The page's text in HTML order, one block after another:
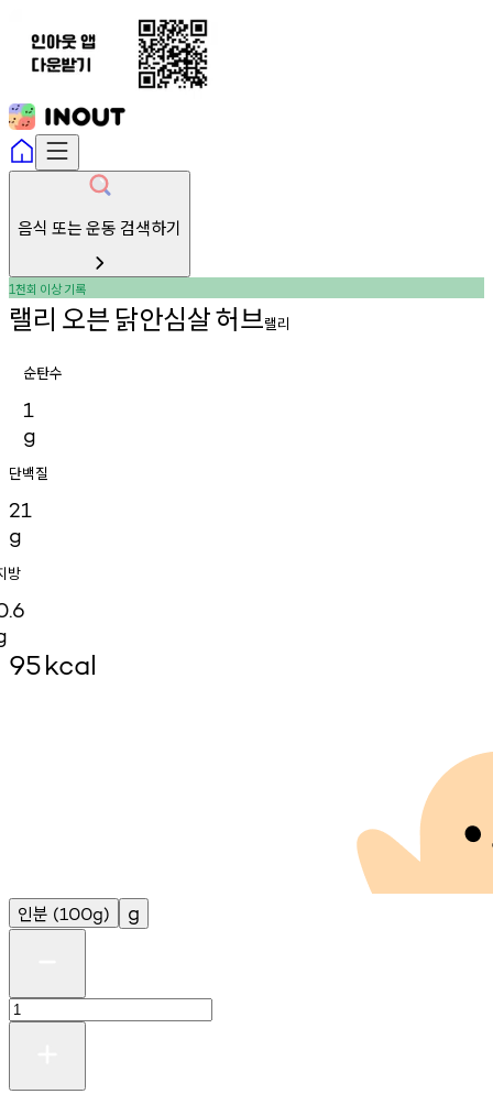
음식 또는 운동 검색하기
1천회 이상기록
랠리 오븐 닭안심살허브랠리
순탄수
1
g
단백질
21
g
방
95kcal
인분 (100g) g